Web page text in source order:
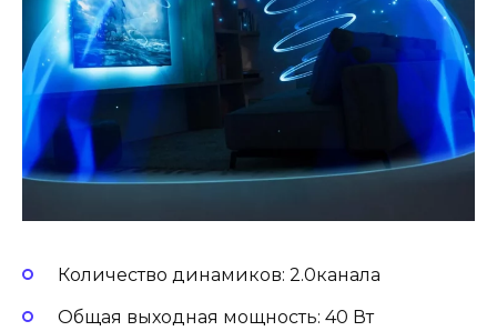
Количество динамиков: 2.0канала
Общая выходная мощность: 40 Вт